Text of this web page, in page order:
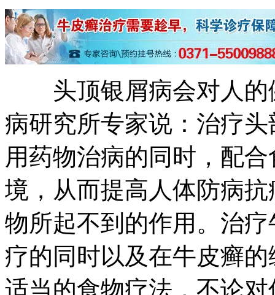
头顶银屑病会对人的
病研究所专家说：治疗
用药物治病的同时，配
境，从而提高人体防病
物所起不到的作用。治
疗的同时以及在牛皮癣
适当的食物疗法，不论